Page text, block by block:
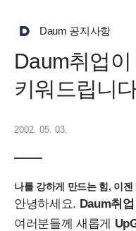
Daum 공지사항
Daum취업
키워드립니
2002. 05. 03.
나를 강하게 만드는 힘, 이
안녕하세요. Daum취업
여러분들께 새롭게